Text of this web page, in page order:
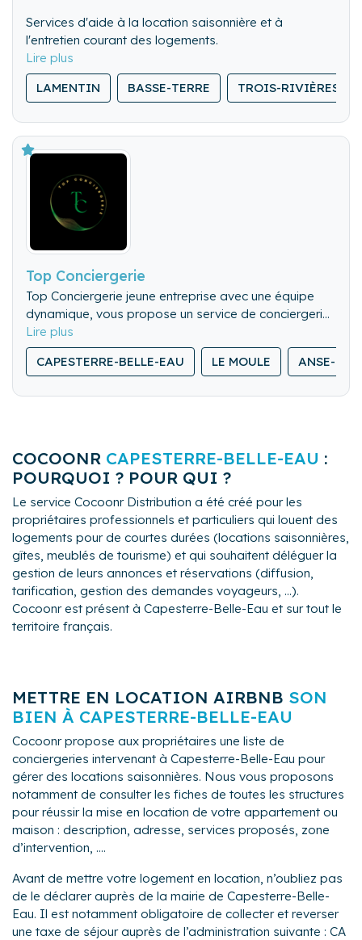
Services d'aide à la location saisonnière et à
l'entretien courant des logements.
LAMENTIN BASSE-TERRE TROIS-RIVIÈRES
Top Conciergerie
Top Conciergerie jeune entreprise avec une équipe
dynamique, vous propose un service de conciergerie
personnalisé afin de satisfaire toutes vos demandes
et attentes.
CAPESTERRE-BELLE-EAU LE MOULE ANSE-
COCOONR CAPESTERRE-BELLE-EAU :
POURQUOI ? POUR QUI ?
Le service Cocoonr Distribution a été créé pour les
propriétaires professionnels et particuliers qui louent des
logements pour de courtes durées (locations saisonnières,
gîtes, meublés de tourisme) et qui souhaitent déléguer la
gestion de leurs annonces et réservations (diffusion,
tarification, gestion des demandes voyageurs, ...).
Cocoonr est présent à Capesterre-Belle-Eau et sur tout le
territoire français.
METTRE EN LOCATION AIRBNB SON
BIEN À CAPESTERRE-BELLE-EAU
Cocoonr propose aux propriétaires une liste de
conciergeries intervenant à Capesterre-Belle-Eau pour
gérer des locations saisonnières. Nous vous proposons
notamment de consulter les fiches de toutes les structures
pour réussir la mise en location de votre appartement ou
maison : description, adresse, services proposés, zone
d’intervention, ....
Avant de mettre votre logement en location, n’oubliez pas
de le déclarer auprès de la mairie de Capesterre-Belle-
Eau. Il est notamment obligatoire de collecter et reverser
une taxe de séjour auprès de l’administration suivante : CA